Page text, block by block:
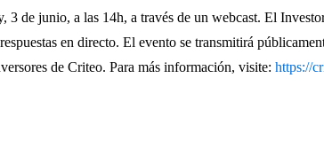
de junio, a las 14h, a través de un webcast. El
en directo. El evento se transmitirá
de Criteo. Para más información, visite: https://